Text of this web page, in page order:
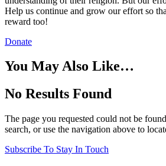
Help us continue and grow our effort so
reward too!
Donate
You May Also Like…
No Results Found
The page you requested could not be
search, or use the navigation above to
Subscribe To Stay In Touch